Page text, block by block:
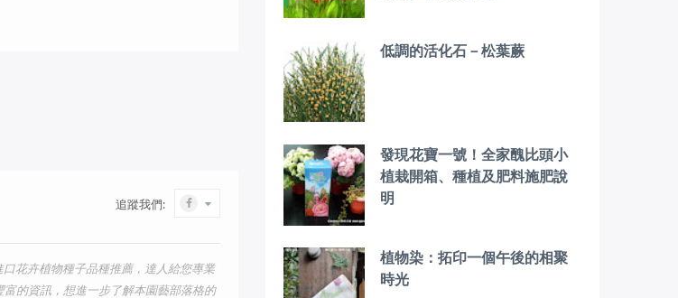
追蹤我們:
花卉植物種子品種推薦，達人給您專業
的資訊，想進一步了解本園藝部落格的
低調的活化石－松葉蕨
發現花寶一號！全家醜比頭小
植栽開箱、種植及肥料施肥說
明
植物染：拓印一個午後的相聚
時光